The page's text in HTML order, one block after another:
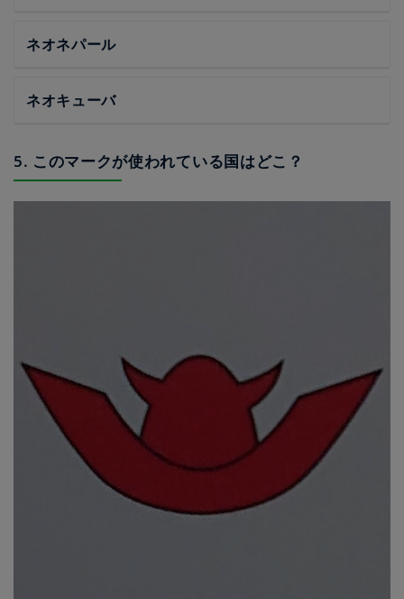
ネオネパール
ネオキューバ
5. このマークが使われている国はどこ？